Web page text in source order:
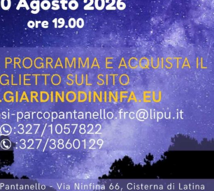
e Marazziti ha regalato al
di confronto, ironia e spontaneità,
che caratterizza “Un Mare di
una rassegna di proiezioni, ma
avvicinare il pubblico ai protagonisti e
italiano.